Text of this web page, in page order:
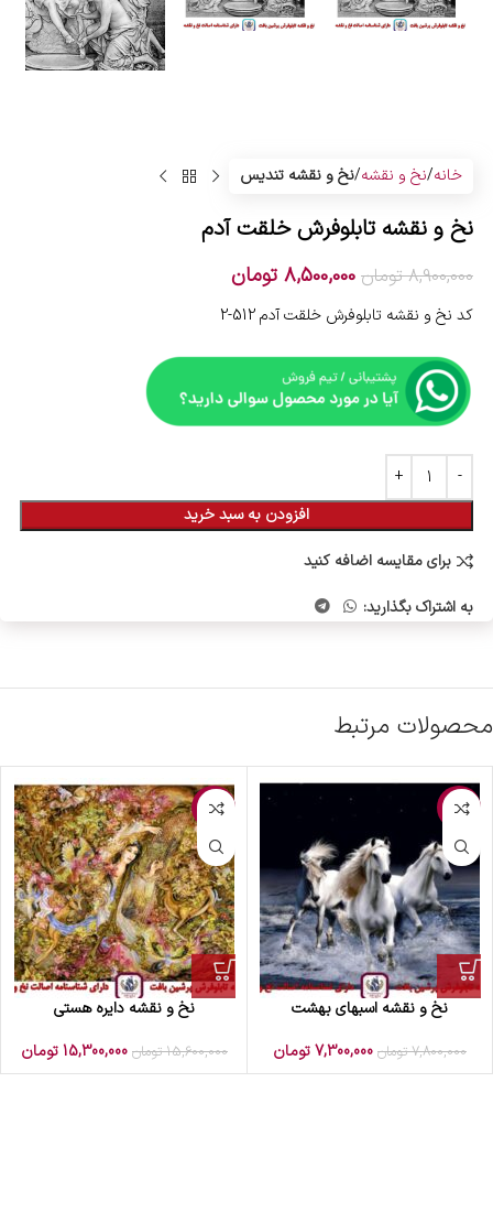
خانه نخ و نقشه نخ و نقشه تندیس
نخ و نقشه تابلوفرش خلقت آدم
8,900,000 تومان 8,500,000 تومان
کد نخ و نقشه تابلوفرش خلقت آدم 512-2
افزودن به سبد خرید
برای مقایسه اضافه کنید
به اشتراک بگذارید:
محصولات مرتبط
-6%
نخ و نقشه اسبهای بهشت
7,800,000 تومان 7,300,000تومان
-2%
نخ و نقشه دایره هستی
15,600,000 تومان 15,300,000تومان